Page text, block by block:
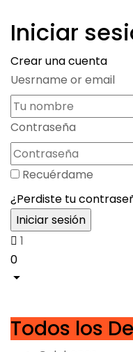
Iniciar
Crear una cuenta
Uesrname or email
Contraseña
Recuérdame
¿Perdiste tu
1
0
Todos los